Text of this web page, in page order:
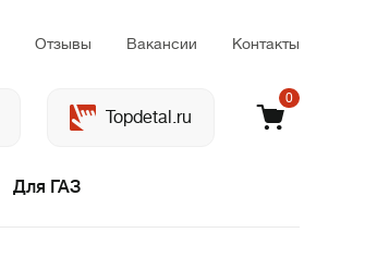
Отзывы Вакансии Контакты
Topdetal.ru
0
Для ГАЗ